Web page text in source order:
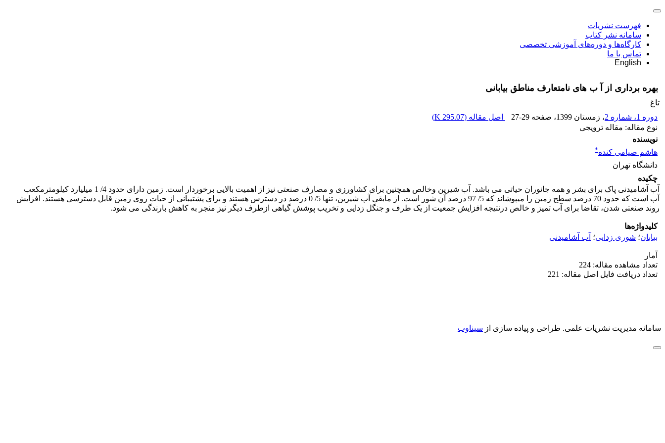
فهرست نشریات
سامانه نشر کتاب
کارگاه‌ها و دوره‌های آموزشی تخصصی
تماس با ما
English
بهره برداری از آ ب های نامتعارف مناطق بیابانی
تاغ
دوره 1، شماره 2
، زمستان 1399 ، صفحه 27-29 اصل مقاله (295.07 K
)
نوع مقاله: مقاله ترویجی
نویسنده
هاشم صیامی کنده*
دانشگاه تهران
چکیده
آب آشامیدنی پاک برای بشر و همه جانوران حیاتی می باشد. آب شیرین وخالص همچنین برای کشاورزی و مصارف صنعتی نیز از اهمیت بالایی برخوردار است. زمین دارای حدود 4/ 1 میلیارد کیلومترمکعب
آب است که حدود 70 درصد سطح زمین را میپوشاند که 5/ 97 درصد آن شور است. از مابقی آب شیرین، تنها 5/ 0 درصد در دسترس هستند و برای پشتیبانی از حیات روی زمین قابل دسترسی هستند. افزایش
روند صنعتی شدن، تقاضا برای آب تمیز و خالص درنتیجه افزایش جمعیت از یک طرف و جنگل زدایی و تخریب پوشش گیاهی ازطرف دیگر نیز منجر به کاهش بارندگی می شود.
کلیدواژه‌ها
بیابان؛ شوری زدایی؛ آب آشامیدنی
آمار
تعداد مشاهده مقاله: 224
تعداد دریافت فایل اصل مقاله: 221
سامانه مدیریت نشریات علمی. طراحی و پیاده سازی از سیناوب